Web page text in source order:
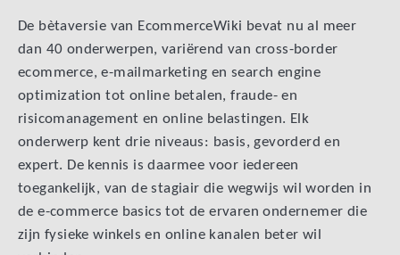
De bètaversie van EcommerceWiki bevat nu al meer
dan 40 onderwerpen, variërend van cross-border
ecommerce, e-mailmarketing en search engine
optimization tot online betalen, fraude- en
risicomanagement en online belastingen. Elk
onderwerp kent drie niveaus: basis, gevorderd en
expert. De kennis is daarmee voor iedereen
toegankelijk, van de stagiair die wegwijs wil worden in
de e-commerce basics tot de ervaren ondernemer die
zijn fysieke winkels en online kanalen beter wil